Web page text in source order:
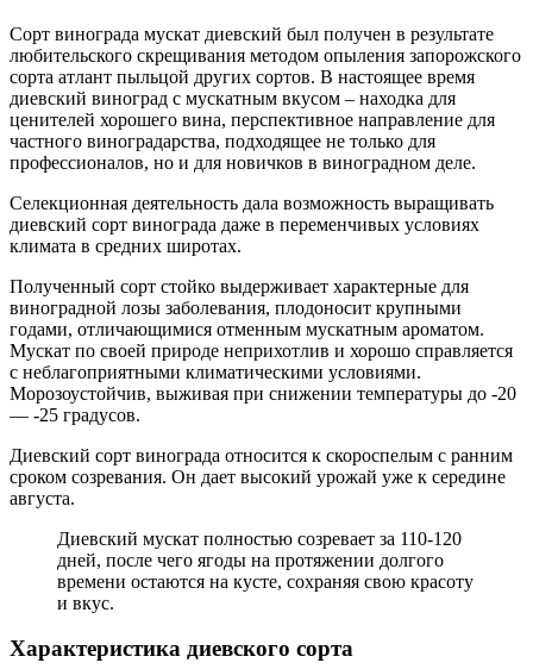
Сорт винограда мускат диевский был получен в результате
любительского скрещивания методом опыления запорожского
сорта атлант пыльцой других сортов. В настоящее время
диевский виноград с мускатным вкусом – находка для
ценителей хорошего вина, перспективное направление для
частного виноградарства, подходящее не только для
профессионалов, но и для новичков в виноградном деле.
Селекционная деятельность дала возможность выращивать
диевский сорт винограда даже в переменчивых условиях
климата в средних широтах.
Полученный сорт стойко выдерживает характерные для
виноградной лозы заболевания, плодоносит крупными
годами, отличающимися отменным мускатным ароматом.
Мускат по своей природе неприхотлив и хорошо справляется
с неблагоприятными климатическими условиями.
Морозоустойчив, выживая при снижении температуры до -20
— -25 градусов.
Диевский сорт винограда относится к скороспелым с ранним
сроком созревания. Он дает высокий урожай уже к середине
августа.
Диевский мускат полностью созревает за 110-120
дней, после чего ягоды на протяжении долгого
времени остаются на кусте, сохраняя свою красоту
и вкус.
Характеристика диевского сорта